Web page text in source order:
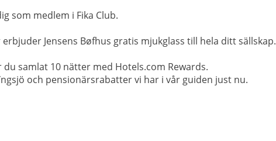
som medlem i Fika Club.
Jensens Bøfhus gratis mjukglass till hela ditt sällskap.
samlat 10 nätter med Hotels.com Rewards.
och pensionärsrabatter vi har i vår guiden just nu.